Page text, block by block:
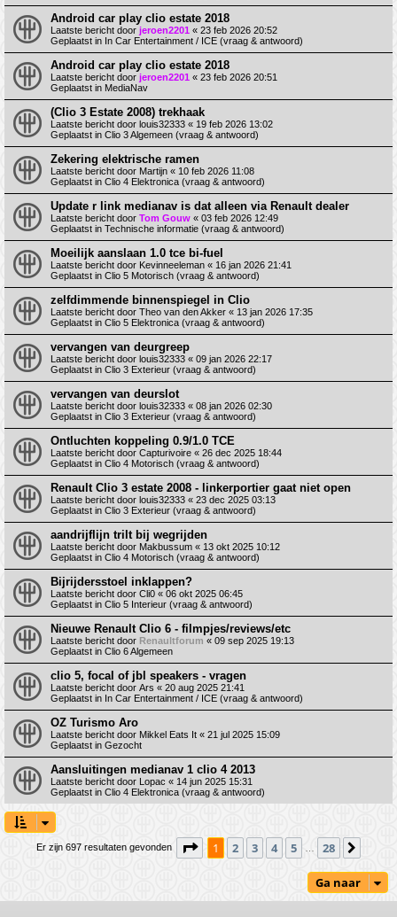
Android car play clio estate 2018
Laatste bericht door jeroen2201 « 23 feb 2026 20:52
Geplaatst in In Car Entertainment / ICE (vraag & antwoord)
Android car play clio estate 2018
Laatste bericht door jeroen2201 « 23 feb 2026 20:51
Geplaatst in MediaNav
(Clio 3 Estate 2008) trekhaak
Laatste bericht door louis32333 « 19 feb 2026 13:02
Geplaatst in Clio 3 Algemeen (vraag & antwoord)
Zekering elektrische ramen
Laatste bericht door Martijn « 10 feb 2026 11:08
Geplaatst in Clio 4 Elektronica (vraag & antwoord)
Update r link medianav is dat alleen via Renault dealer
Laatste bericht door Tom Gouw « 03 feb 2026 12:49
Geplaatst in Technische informatie (vraag & antwoord)
Moeilijk aanslaan 1.0 tce bi-fuel
Laatste bericht door Kevinneeleman « 16 jan 2026 21:41
Geplaatst in Clio 5 Motorisch (vraag & antwoord)
zelfdimmende binnenspiegel in Clio
Laatste bericht door Theo van den Akker « 13 jan 2026 17:35
Geplaatst in Clio 5 Elektronica (vraag & antwoord)
vervangen van deurgreep
Laatste bericht door louis32333 « 09 jan 2026 22:17
Geplaatst in Clio 3 Exterieur (vraag & antwoord)
vervangen van deurslot
Laatste bericht door louis32333 « 08 jan 2026 02:30
Geplaatst in Clio 3 Exterieur (vraag & antwoord)
Ontluchten koppeling 0.9/1.0 TCE
Laatste bericht door Capturivoire « 26 dec 2025 18:44
Geplaatst in Clio 4 Motorisch (vraag & antwoord)
Renault Clio 3 estate 2008 - linkerportier gaat niet open
Laatste bericht door louis32333 « 23 dec 2025 03:13
Geplaatst in Clio 3 Exterieur (vraag & antwoord)
aandrijflijn trilt bij wegrijden
Laatste bericht door Makbussum « 13 okt 2025 10:12
Geplaatst in Clio 4 Motorisch (vraag & antwoord)
Bijrijdersstoel inklappen?
Laatste bericht door Cli0 « 06 okt 2025 06:45
Geplaatst in Clio 5 Interieur (vraag & antwoord)
Nieuwe Renault Clio 6 - filmpjes/reviews/etc
Laatste bericht door Renaultforum « 09 sep 2025 19:13
Geplaatst in Clio 6 Algemeen
clio 5, focal of jbl speakers - vragen
Laatste bericht door Ars « 20 aug 2025 21:41
Geplaatst in In Car Entertainment / ICE (vraag & antwoord)
OZ Turismo Aro
Laatste bericht door Mikkel Eats It « 21 jul 2025 15:09
Geplaatst in Gezocht
Aansluitingen medianav 1 clio 4 2013
Laatste bericht door Lopac « 14 jun 2025 15:31
Geplaatst in Clio 4 Elektronica (vraag & antwoord)
Er zijn 697 resultaten gevonden Pagina van28
1 2 3 4 5 28
Ga naar